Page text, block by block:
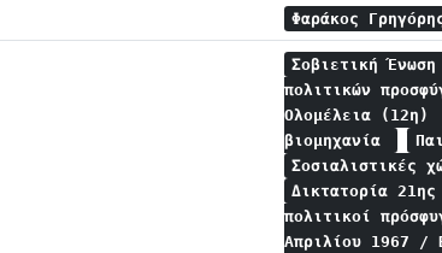
Φαράκος
Σοβιετική
πολιτικών
Ολομέλεια (12η)
βιομηχανία
Σοσιαλιστικές
Δικτατορία
πολιτικοί
Απριλίου 1967 /